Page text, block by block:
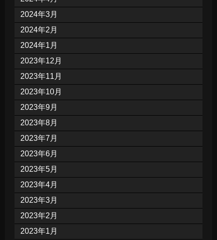
2024年3月
2024年2月
2024年1月
2023年12月
2023年11月
2023年10月
2023年9月
2023年8月
2023年7月
2023年6月
2023年5月
2023年4月
2023年3月
2023年2月
2023年1月